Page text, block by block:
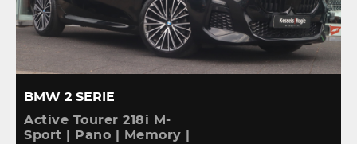
BMW 2 SERIE
Active Tourer 218i M-
Sport | Pano | Memory |